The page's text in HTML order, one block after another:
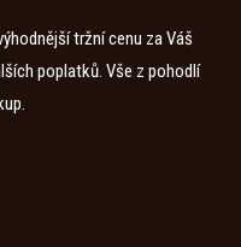
tržní cenu za Váš
poplatků. Vše z pohodlí